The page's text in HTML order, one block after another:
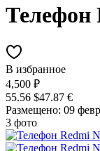
Телефон
В избранное
4,500 ₽
55.56 $47.87 €
Размещено: 09
3 фото